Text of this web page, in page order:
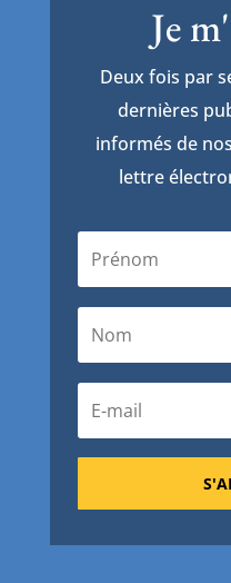
Je
Deux fois par
dernières
informés de
lettre